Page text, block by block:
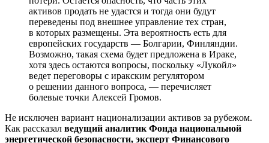
активов продать не удастся и тогда они будут
переведены под внешнее управление тех стран,
в которых размещены. Эта вероятность есть для
европейских государств — Болгарии, Финляндии.
Возможно, такая схема будет предложена в Ираке,
хотя здесь остаются вопросы, поскольку «Лукойл»
ведет переговоры с иракским регулятором
о решении данного вопроса, — перечисляет
болевые точки Алексей Громов.
Не исключен вариант национализации активов за рубежом.
Как рассказал ведущий аналитик Фонда национальной
энергетической безопасности, эксперт Финансового